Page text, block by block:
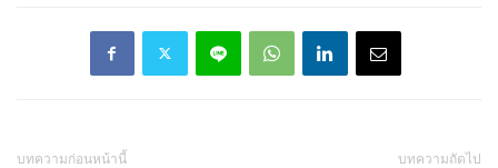
บทความก่อนหน้านี้ บทความถัดไป